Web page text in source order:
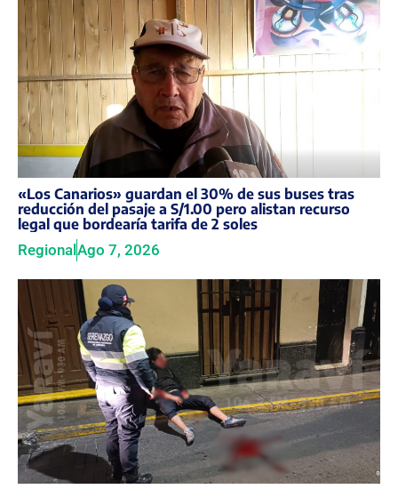
«Los Canarios» guardan el 30% de sus buses tras
reducción del pasaje a S/1.00 pero alistan recurso
legal que bordearía tarifa de 2 soles
Regional Ago 7, 2026